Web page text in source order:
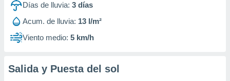
Días de lluvia: 3 días
Acum. de lluvia: 13 l/m²
Viento medio: 5 km/h
Salida y Puesta del sol